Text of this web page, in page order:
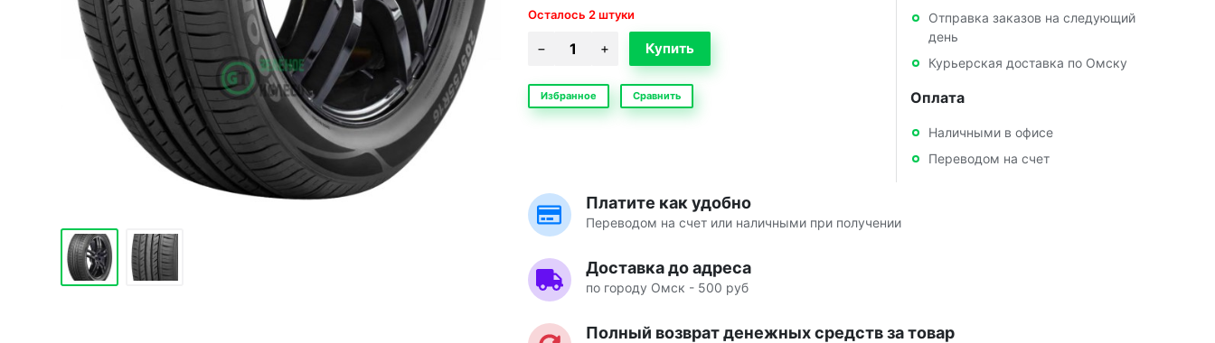
Осталось 2 штуки
Избранное Сравнить
Отправка заказов на следующий
день
Курьерская доставка по Омску
Оплата
Наличными в офисе
Переводом на счет
Платите как удобно
Переводом на счет или наличными при получении
Доставка до адреса
по городу Омск - 500 руб
Полный возврат денежных средств за товар